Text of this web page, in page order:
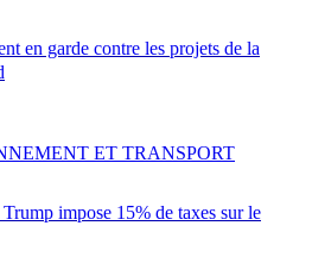
en garde contre les projets de la
impose 15% de taxes sur le
ET TRANSPORT